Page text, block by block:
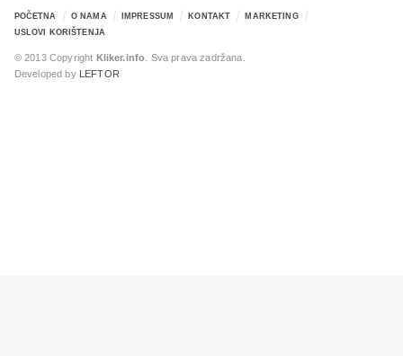
POČETNA O NAMA IMPRESSUM KONTAKT
MARKETING
USLOVI KORIŠTENJA
© 2013 Copyright Kliker.info . Sva prava zadržana.
Developed by
LEFTOR